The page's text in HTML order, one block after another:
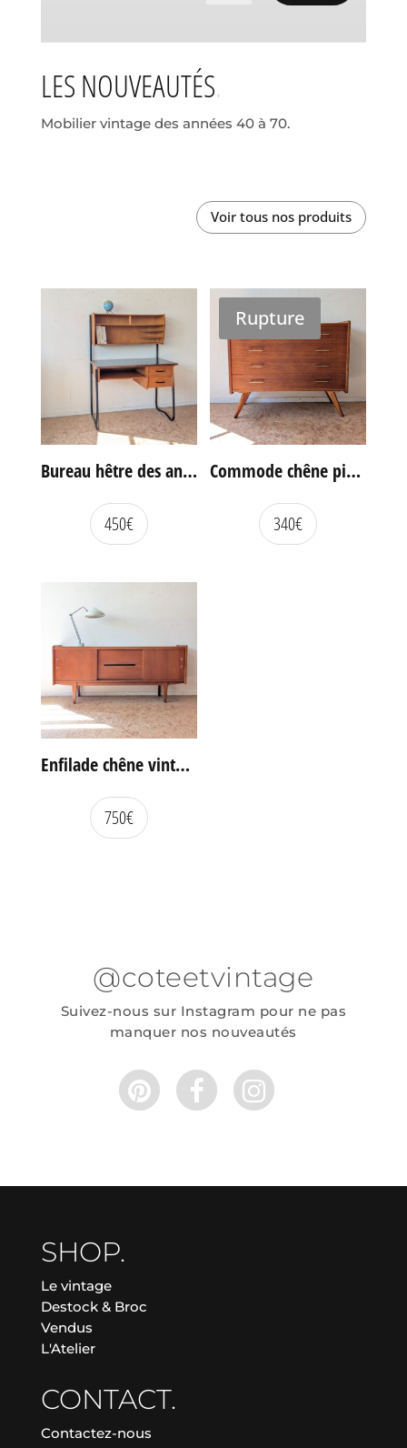
LES NOUVEAUTÉS
Mobilier vintage des années 40 à 70.
Voir tous nos produits
Bureau hêtre des années 60
450€
Rupture
Commode chêne pieds compas vintage
340€
Enfilade chêne vintage portes coulissantes
750€
@coteetvintage
Suivez-nous sur Instagram pour ne pas
manquer nos nouveautés
SHOP.
Le vintage
Destock & Broc
Vendus
L'Atelier
CONTACT.
Contactez-nous